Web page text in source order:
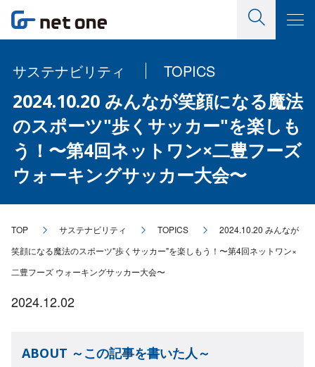
サステナビリティ TOPICS
2024.10.20 みんなが笑顔になる魔法
のスポーツ"歩くサッカー"を楽しも
う！〜第4回ネットワン×二豊フーズ
ウォーキングサッカー大会〜
TOP サステナビリティ TOPICS
2024.10.20 みんなが
笑顔になる魔法のスポーツ"歩くサッカー"を楽しもう！〜第4回ネットワン×
二豊フーズ ウォーキングサッカー大会〜
2024.12.02
ABOUT ～この記事を書いた人～